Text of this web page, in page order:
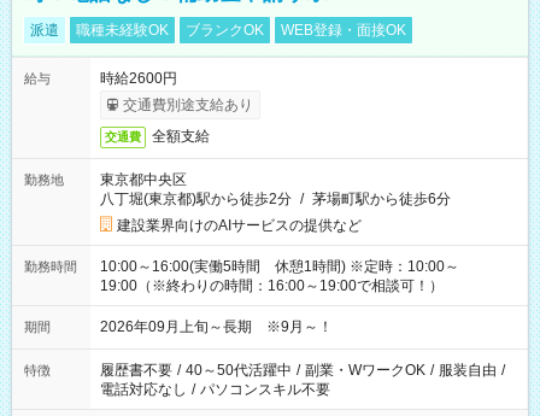
派遣 職種未経験OK ブランクOK WEB登録・面接OK
給与
時給2600円
交通費別途支給あり
交通費 全額支給
勤務地
東京都中央区
八丁堀(東京都)駅から徒歩2分 / 茅場町駅から徒歩6分
建設業界向けのAIサービスの提供など
勤務時間
10:00～16:00(実働5時間 休憩1時間) ※定時：10:00～
19:00（※終わりの時間：16:00～19:00で相談可！）
期間 2026年09月上旬～長期 ※9月～！
特徴 履歴書不要 / 40～50代活躍中 / 副業・WワークOK / 服装自由 /
電話対応なし / パソコンスキル不要